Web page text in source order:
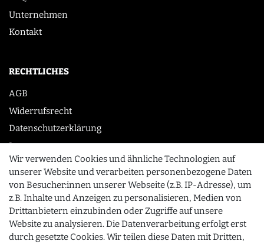
Unternehmen
Kontakt
RECHTLICHES
AGB
Widerrufsrecht
Datenschutzerklärung
Impressum
KONTAKT
0355 /28913232
info@gourmeo24.com
Wir verwenden Cookies und ähnliche Technologien auf
unserer Website und verarbeiten personenbezogene Daten
von Besucher:innen unserer Webseite (z.B. IP-Adresse), um
z.B. Inhalte und Anzeigen zu personalisieren, Medien von
Drittanbietern einzubinden oder Zugriffe auf unsere
Website zu analysieren. Die Datenverarbeitung erfolgt erst
durch gesetzte Cookies. Wir teilen diese Daten mit Dritten,
SCHLIESSEN